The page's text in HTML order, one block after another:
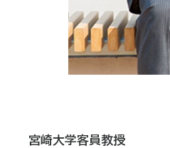
宮崎大学客員教授